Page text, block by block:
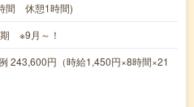
間 休憩1時間)
※9月～！
円（時給1,450円×8時間×21